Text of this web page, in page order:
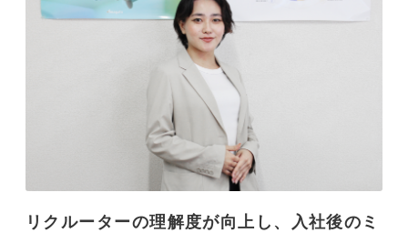
リクルーターの理解度が向上し、入社後のミ